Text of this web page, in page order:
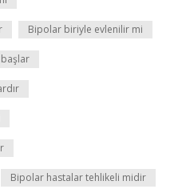
Bipolar biriyle evlenilir mi
Bipolar hastalar tehlikeli midir